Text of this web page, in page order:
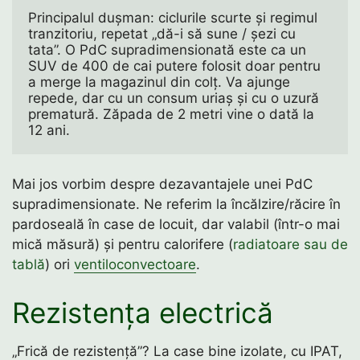
Principalul dușman: ciclurile scurte și regimul
tranzitoriu, repetat „dă-i să sune / șezi cu
tata”. O PdC supradimensionată este ca un
SUV de 400 de cai putere folosit doar pentru
a merge la magazinul din colț. Va ajunge
repede, dar cu un consum uriaș și cu o uzură
prematură. Zăpada de 2 metri vine o dată la
12 ani.
Mai jos vorbim despre dezavantajele unei PdC
supradimensionate. Ne referim la încălzire/răcire în
pardoseală în case de locuit, dar valabil (într-o mai
mică măsură) și pentru calorifere (radiatoare sau de
tablă) ori ventiloconvectoare.
Rezistența electrică
„Frică de rezistență”? La case bine izolate, cu IPAT,